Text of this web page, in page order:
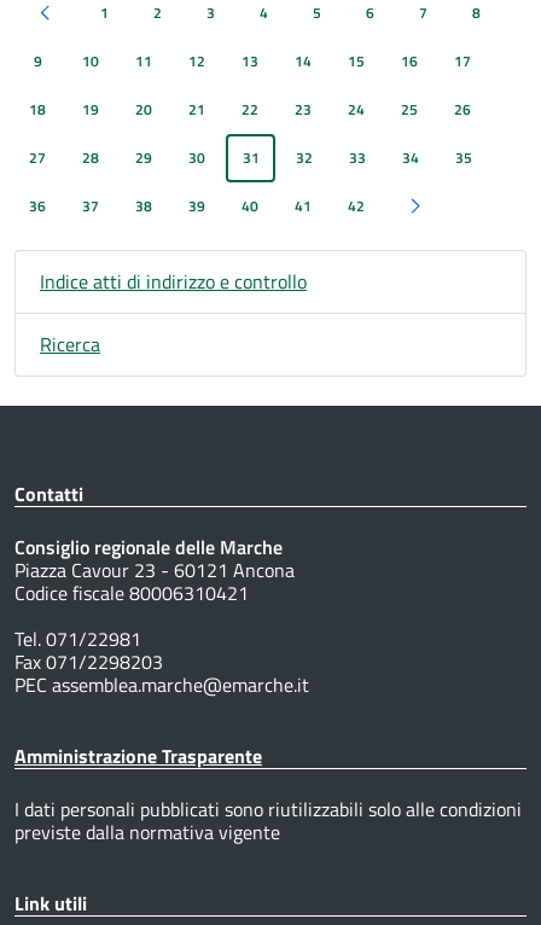
Pagina precedente
1 2 3 4 5 6 7 8
9 10 11 12 13 14 15 16 17
18 19 20 21 22 23 24 25 26
27 28 29 30 31 32 33 34 35
36 37 38 39 40 41 42 Pagina successiva
Indice atti di indirizzo e controllo
Ricerca
Contatti
Consiglio regionale delle Marche
Piazza Cavour 23 - 60121 Ancona
Codice fiscale 80006310421
Tel. 071/22981
Fax 071/2298203
PEC assemblea.marche@emarche.it
Amministrazione Trasparente
I dati personali pubblicati sono riutilizzabili solo alle condizioni
previste dalla normativa vigente
Link utili